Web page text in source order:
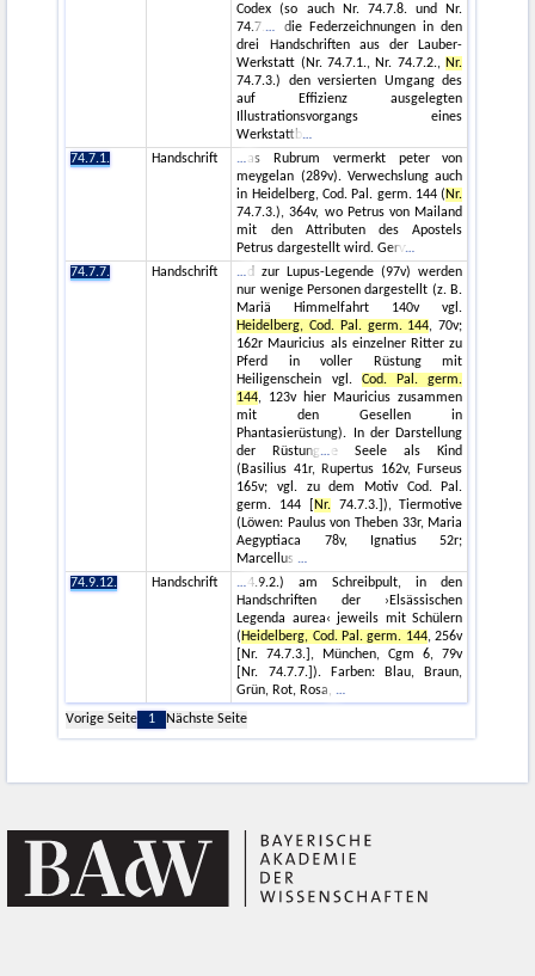
Codex (so auch Nr. 74.7.8. und Nr.
74.7.
die Federzeichnungen in den
drei Handschriften aus der Lauber-
Werkstatt (Nr. 74.7.1., Nr. 74.7.2., Nr.
74.7.3.) den versierten Umgang des
auf Effizienz ausgelegten
Illustrationsvorgangs eines
Werkstattb
74.7.1.
Handschrift
as Rubrum vermerkt peter von
meygelan (289v). Verwechslung auch
in Heidelberg, Cod. Pal. germ. 144 (Nr.
74.7.3.), 364v, wo Petrus von Mailand
mit den Attributen des Apostels
Petrus dargestellt wird. Gerv
74.7.7.
Handschrift
d zur Lupus-Legende (97v) werden
nur wenige Personen dargestellt (z. B.
Mariä Himmelfahrt 140v vgl.
Heidelberg, Cod. Pal. germ. 144, 70v;
162r Mauricius als einzelner Ritter zu
Pferd in voller Rüstung mit
Heiligenschein vgl. Cod. Pal. germ.
144, 123v hier Mauricius zusammen
mit den Gesellen in
Phantasierüstung). In der Darstellung
der Rüstung
e Seele als Kind
(Basilius 41r, Rupertus 162v, Furseus
165v; vgl. zu dem Motiv Cod. Pal.
germ. 144 [
Nr.74.7.3.]), Tiermotive
(Löwen: Paulus von Theben 33r, Maria
Aegyptiaca 78v, Ignatius 52r;
Marcellus
74.9.12.
Handschrift
4.9.2.) am Schreibpult, in den
Handschriften der ›Elsässischen
Legenda aurea‹ jeweils mit Schülern
( Heidelberg, Cod. Pal. germ. 144, 256v
[Nr. 74.7.3.], München, Cgm 6, 79v
[Nr. 74.7.7.]). Farben: Blau, Braun,
Grün, Rot, Rosa,
Vorige Seite
1 Nächste Seite